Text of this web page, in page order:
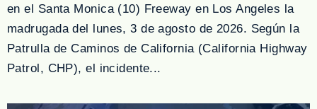
en el Santa Monica (10) Freeway en Los Angeles la
madrugada del lunes, 3 de agosto de 2026. Según la
Patrulla de Caminos de California (California Highway
Patrol, CHP), el incidente...